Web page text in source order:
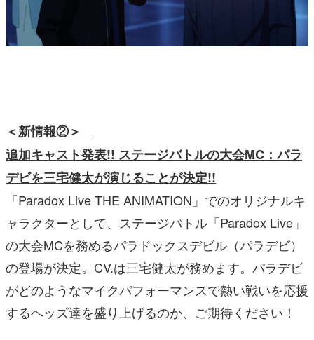
＜新情報②＞
追加キャスト発表!! ステージバトルの大会MC：パラ
デビを三宅健太が演じることが決定!!
「Paradox Live THE ANIMATION」でのオリジナルキ
ャラクターとして、ステージバトル「Paradox Live」
の大会MCを務めるパラドックスデビル（パラデビ）
の登場が決定。CV.は三宅健太が務めます。パラデビ
がどのようなマイクパフォーマンスで熱い戦いを応援
するヘッズ達を盛り上げるのか、ご期待ください！